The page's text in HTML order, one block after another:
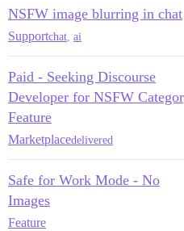
NSFW image blurring in chat
Supportchat ai
Paid - Seeking Discourse
Developer for NSFW
Feature
Marketplacedelivered
Safe for Work Mode - No
Images
Feature